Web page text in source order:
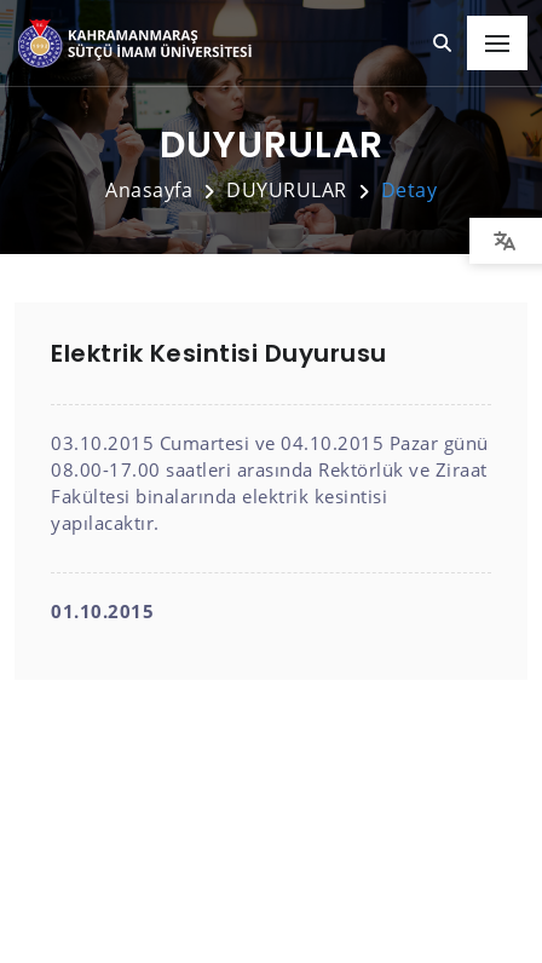
DUYURULAR
Anasayfa DUYURULAR Detay
Elektrik Kesintisi Duyurusu
03.10.2015 Cumartesi ve 04.10.2015 Pazar günü
08.00-17.00 saatleri arasında Rektörlük ve Ziraat
Fakültesi binalarında elektrik kesintisi
yapılacaktır.
01.10.2015